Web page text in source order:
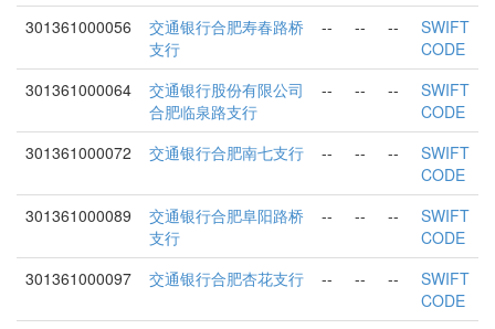
301361000056
交通银行合肥寿春路桥
支行
-- -- --
SWIFT
CODE
301361000064
交通银行股份有限公司
合肥临泉路支行
-- -- --
SWIFT
CODE
301361000072
交通银行合肥南七支行 -- -- --
SWIFT
CODE
301361000089
交通银行合肥阜阳路桥
支行
-- -- --
SWIFT
CODE
301361000097
交通银行合肥杏花支行 -- -- --
SWIFT
CODE